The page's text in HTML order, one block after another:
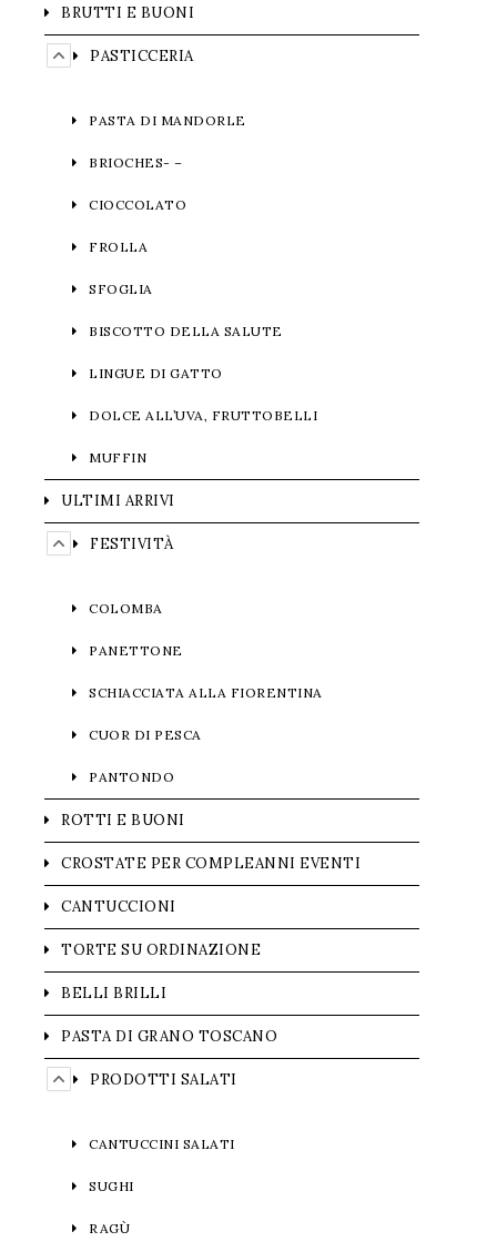
BRUTTI E BUONI
PASTICCERIA
PASTA DI MANDORLE
BRIOCHES- –
CIOCCOLATO
FROLLA
SFOGLIA
BISCOTTO DELLA SALUTE
LINGUE DI GATTO
DOLCE ALL’UVA, FRUTTOBELLI
MUFFIN
ULTIMI ARRIVI
FESTIVITÀ
COLOMBA
PANETTONE
SCHIACCIATA ALLA FIORENTINA
CUOR DI PESCA
PANTONDO
ROTTI E BUONI
CROSTATE PER COMPLEANNI EVENTI
CANTUCCIONI
TORTE SU ORDINAZIONE
BELLI BRILLI
PASTA DI GRANO TOSCANO
PRODOTTI SALATI
CANTUCCINI SALATI
SUGHI
RAGÙ